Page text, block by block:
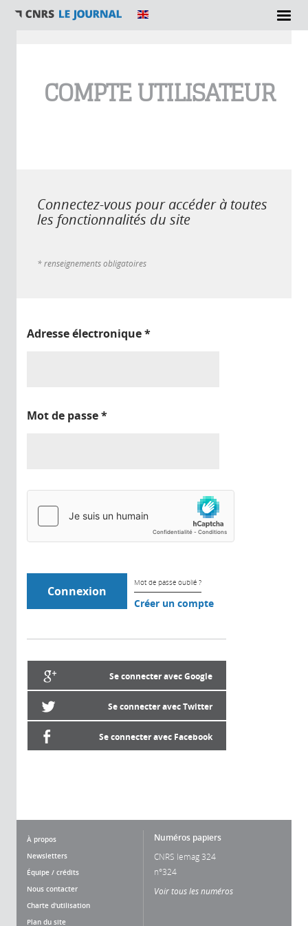
COMPTE UTILISATEUR
Connectez-vous pour accéder à toutes
les fonctionnalités du site
* renseignements obligatoires
Adresse électronique*
Mot de passe*
Mot de passe oublié ?
Créer un compte
Se connecter avec Google
Se connecter avec Twitter
Se connecter avec Facebook
À propos
Newsletters
Équipe / crédits
Nous contacter
Charte d'utilisation
Plan du site
Numéros papiers
CNRS lemag 324
n°324
Voir tous les numéros